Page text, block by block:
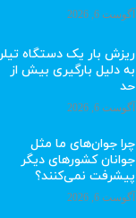
آگوست 6, 2026
ریزش بار یک دستگاه تیلر
به دلیل بارگیری بیش از
حد
آگوست 6, 2026
چرا جوان‌های ما مثل
جوانان کشورهای دیگر
پیشرفت نمی‌کنند؟
آگوست 6, 2026